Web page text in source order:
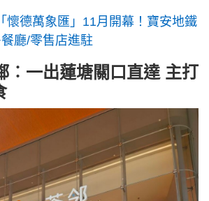
懷德萬象匯」11月開幕！寶安地鐵
廳/零售店進駐
︰一出蓮塘關口直達 主打